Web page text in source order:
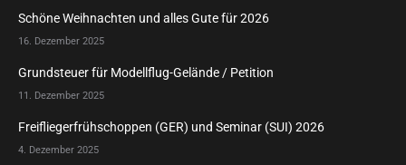
Schöne Weihnachten und alles Gute für 2026
16. Dezember 2025
Grundsteuer für Modellflug-Gelände / Petition
11. Dezember 2025
Freifliegerfrühschoppen (GER) und Seminar (SUI) 2026
4. Dezember 2025